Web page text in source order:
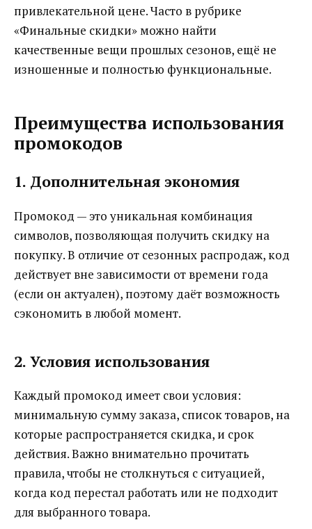
привлекательной цене. Часто в рубрике
«Финальные скидки» можно найти
качественные вещи прошлых сезонов, ещё не
изношенные и полностью функциональные.
Преимущества использования
промокодов
1. Дополнительная экономия
Промокод — это уникальная комбинация
символов, позволяющая получить скидку на
покупку. В отличие от сезонных распродаж, код
действует вне зависимости от времени года
(если он актуален), поэтому даёт возможность
сэкономить в любой момент.
2. Условия использования
Каждый промокод имеет свои условия:
минимальную сумму заказа, список товаров, на
которые распространяется скидка, и срок
действия. Важно внимательно прочитать
правила, чтобы не столкнуться с ситуацией,
когда код перестал работать или не подходит
для выбранного товара.